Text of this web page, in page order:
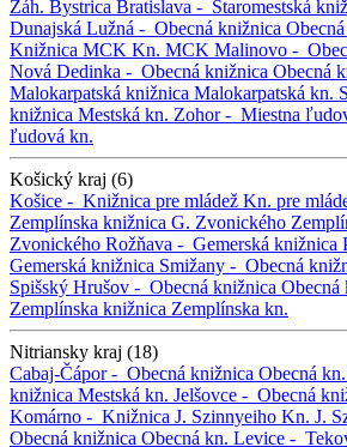
Záh. Bystrica Bratislava - Staromestská
Dunajská Lužná - Obecná knižnica
Knižnica MCK Kn. MCK Malinovo -
Nová Dedinka - Obecná knižnica Obecná
Malokarpatská knižnica Malokarpatská kn.
knižnica Mestská kn. Zohor - Miestna
ľudová kn.
Košický kraj (6)
Košice - Knižnica pre mládež Kn. pre
Zemplínska knižnica G. Zvonického
Zvonického Rožňava - Gemerská knižnica
Gemerská knižnica Smižany - Obecná
Spišský Hrušov - Obecná knižnica Obecná
Zemplínska knižnica Zemplínska kn.
Nitriansky kraj (18)
Cabaj-Čápor - Obecná knižnica Obecná kn.
knižnica Mestská kn. Jelšovce - Obecná
Komárno - Knižnica J. Szinnyeiho Kn. J.
Obecná knižnica Obecná kn. Levice -